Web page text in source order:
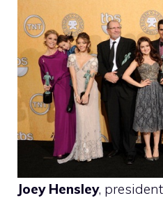
Joey Hensley,